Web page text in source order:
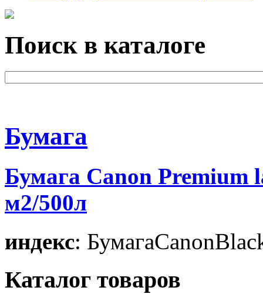
Поиск в каталоге
Бумага
Бумага Canon Premium
м2/500л
индекс:
Каталог товаров